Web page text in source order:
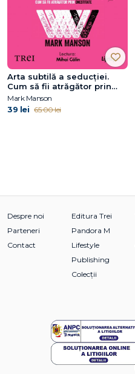
Arta subtilă a seducției.
Cum să fii atrăgător prin
onestitate
Mark Manson
39 lei 65.00 lei
Despre noi
Parteneri
Contact
Editura Trei
Pandora M
Lifestyle
Publishing
Colecții